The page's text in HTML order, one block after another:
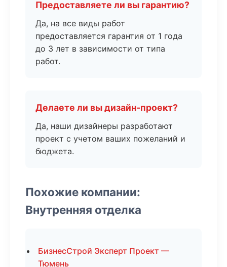
Предоставляете ли вы гарантию?
Да, на все виды работ
предоставляется гарантия от 1 года
до 3 лет в зависимости от типа
работ.
Делаете ли вы дизайн-проект?
Да, наши дизайнеры разработают
проект с учетом ваших пожеланий и
бюджета.
Похожие компании:
Внутренняя отделка
БизнесСтрой Эксперт Проект —
Тюмень